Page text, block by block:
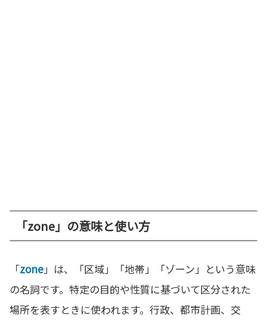
「zone」の意味と使い方
「zone」は、「区域」「地帯」「ゾーン」という意味
の名詞です。特定の目的や性質に基づいて区分された
場所を表すときに使われます。行政、都市計画、交